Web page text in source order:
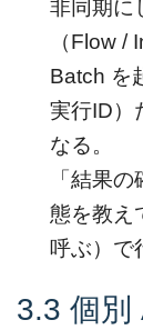
非同期に
（Flow /
Batch を
実行ID）
なる。
「結果
態を教え
呼ぶ）で
3.3 個別